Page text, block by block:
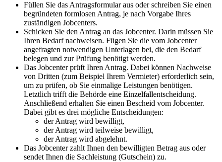
Füllen Sie das Antragsformular aus oder schreiben Sie einen
begründeten formlosen Antrag, je nach Vorgabe Ihres
zuständigen Jobcenters.
Schicken Sie den Antrag an das Jobcenter. Darin müssen Sie
Ihren Bedarf nachweisen. Fügen Sie die vom Jobcenter
angefragten notwendigen Unterlagen bei, die den Bedarf
belegen und zur Prüfung benötigt werden.
Das Jobcenter prüft Ihren Antrag. Dabei können Nachweise
von Dritten (zum Beispiel Ihrem Vermieter) erforderlich sein,
um zu prüfen, ob Sie einmalige Leistungen benötigen.
Letztlich trifft die Behörde eine Einzelfallentscheidung.
Anschließend erhalten Sie einen Bescheid vom Jobcenter.
Dabei gibt es drei mögliche Entscheidungen:
der Antrag wird bewilligt,
der Antrag wird teilweise bewilligt,
der Antrag wird abgelehnt.
Das Jobcenter zahlt Ihnen den bewilligten Betrag aus oder
sendet Ihnen die Sachleistung (Gutschein) zu.